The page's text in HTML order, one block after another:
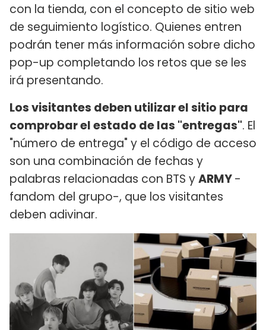
con la tienda, con el concepto de sitio web
de seguimiento logístico. Quienes entren
podrán tener más información sobre dicho
pop-up completando los retos que se les
irá presentando.
Los visitantes deben utilizar el sitio para
comprobar el estado de las "entregas". El
"número de entrega" y el código de acceso
son una combinación de fechas y
palabras relacionadas con BTS yARMY-
fandom del grupo-, que los visitantes
deben adivinar.